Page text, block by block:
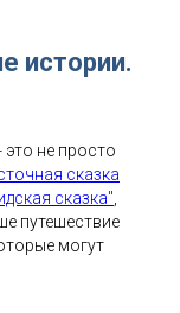
истории.
не просто
сказка
сказка",
путешествие
могут